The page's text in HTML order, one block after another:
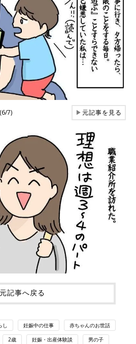
7) ▶元記事を見る
元記事へ戻る
し 妊娠中の仕事 赤ちゃんのお世話
2歳 妊娠・出産体験談 男の子